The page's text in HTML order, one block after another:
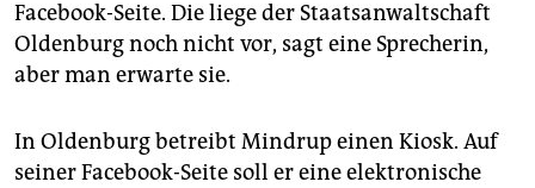
Facebook-Seite. Die liege der Staatsanwaltschaft
Oldenburg noch nicht vor, sagt eine Sprecherin,
aber man erwarte sie.
In Oldenburg betreibt Mindrup einen Kiosk. Auf
seiner Facebook-Seite soll er eine elektronische